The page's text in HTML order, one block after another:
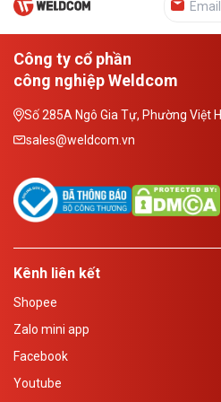
Công ty cổ phần
công nghiệp Weldcom
Số 285A Ngô Gia Tự, Phường Việt
sales@weldcom.vn
Kênh liên kết
Shopee
Zalo mini app
Facebook
Youtube